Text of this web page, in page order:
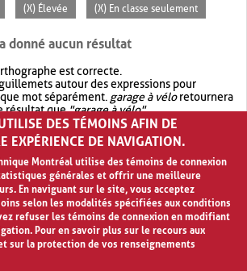
(X) Élevée (X) En classe seulement
donné aucun résultat
est correcte.
autour des expressions pour
mot séparément. garage à véloretournera
résultat que"garage à vélo".
votre recherche avec OR.garage OR vélo
plus de résultat quegarage à vélo
DES TÉMOINS AFIN DE
EXPÉRIENCE DE NAVIGATION.
Montréal utilise des témoins de connexion
générales et offrir une meilleure
En naviguant sur le site, vous acceptez
selon les modalités spécifiées aux conditions
refuser les témoins de connexion en modifiant
Pour en savoir plus sur le recours aux
sur la protection de vos renseignements